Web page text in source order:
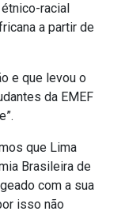
racial
a partir de
e que levou o
da EMEF
que Lima
Brasileira de
com a sua
isso não